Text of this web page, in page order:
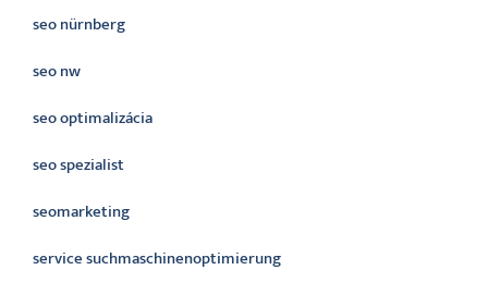
seo nürnberg
seo nw
seo optimalizácia
seo spezialist
seomarketing
service suchmaschinenoptimierung